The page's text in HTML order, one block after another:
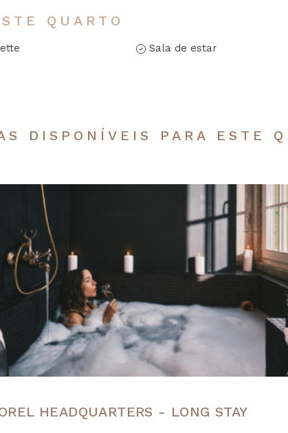
QUARTO
Sala de estar
DISPONÍVEIS PARA ESTE
HEADQUARTERS - LONG STAY